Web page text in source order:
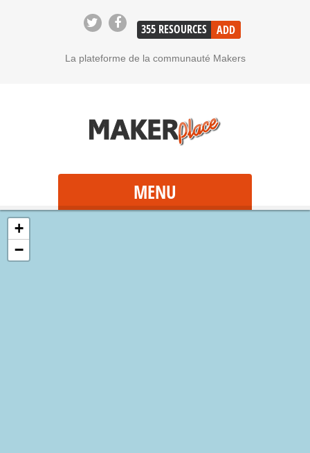
355 RESOURCES ADD
La plateforme de la communauté Makers
MENU
+
−